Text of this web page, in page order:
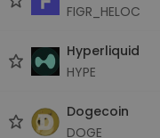
FIGR_HELOC
Hyperliquid
HYPE
Dogecoin
DOGE